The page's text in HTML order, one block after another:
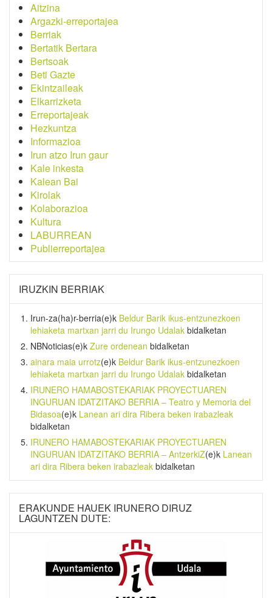
Aitzina
Argazki-erreportajea
Berriak
Bertatik Bertara
Bertsoak
Beti Gazte
Ekintzaileak
Elkarrizketa
Erreportajeak
Hezkuntza
Informazioa
Irun atzo Irun gaur
Kale inkesta
Kalean Bai
Kirolak
Kolaborazioa
Kultura
LABURREAN
Publierreportajea
IRUZKIN BERRIAK
Irun-za(ha)r-berria(e)k Beldur Barik ikus-entzunezkoen
lehiaketa martxan jarri du Irungo Udalak bidalketan
NBNoticias(e)k Zure ordenean bidalketan
ainara maia urrotz(e)k Beldur Barik ikus-entzunezkoen
lehiaketa martxan jarri du Irungo Udalak bidalketan
IRUNERO HAMABOSTEKARIAK PROYECTUAREN
INGURUAN IDATZITAKO BERRIA – Teatro y Memoria del
Bidasoa(e)k Lanean ari dira Ribera beken irabazleak
bidalketan
IRUNERO HAMABOSTEKARIAK PROYECTUAREN
INGURUAN IDATZITAKO BERRIA – AntzerkiZ(e)k Lanean
ari dira Ribera beken irabazleak bidalketan
ERAKUNDE HAUEK IRUNERO DIRUZ
LAGUNTZEN DUTE: